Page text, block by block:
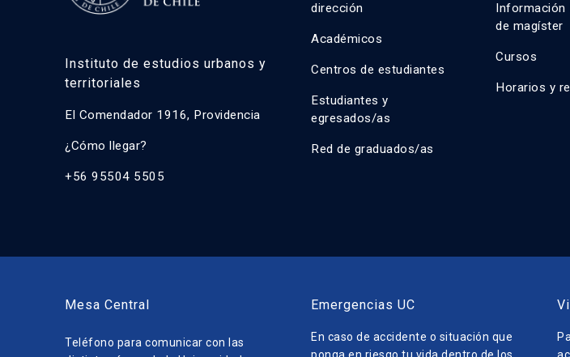
Instituto de estudios urbanos y
territoriales
El Comendador 1916, Providencia
¿Cómo llegar?
+56 95504 5505
dirección
Académicos
Centros de estudiantes
Estudiantes y
egresados/as
Red de graduados/as
Información
de magíster
Cursos
Horarios y
Mesa Central
Teléfono para comunicar con las
Emergencias UC
En caso de accidente o situación que